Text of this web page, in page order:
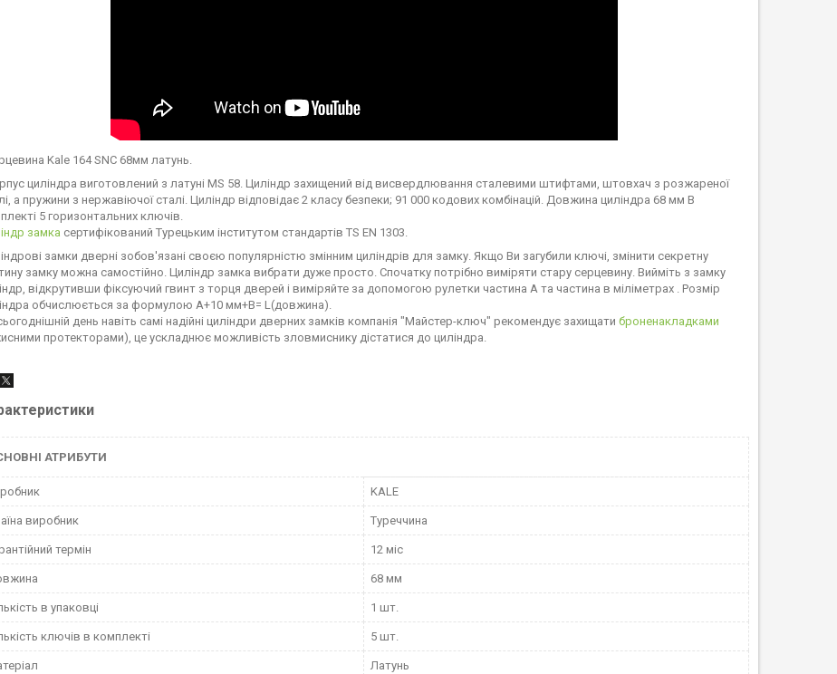
Kale 164 SNС 68мм латунь.
циліндра виготовлений з латуні MS 58. Циліндр захищений від висвердлювання сталевими штифтами, штовхач з розжареної
а пружини з нержавіючої сталі. Циліндр відповідає 2 класу безпеки; 91 000 кодових комбінацій. Довжина циліндра 68 мм В
5 горизонтальних ключів.
замка сертифікований Турецьким інститутом стандартів TS EN 1303.
замки дверні зобов'язані своєю популярністю змінним циліндрів для замку. Якщо Ви загубили ключі, змінити секретну
замку можна самостійно. Циліндр замка вибрати дуже просто. Спочатку потрібно виміряти стару серцевину. Вийміть з замку
відкрутивши фіксуючий гвинт з торця дверей і виміряйте за допомогою рулетки частина А та частина в міліметрах . Розмір
обчислюється за формулою А+10 мм+В= L(довжина).
день навіть самі надійні циліндри дверних замків компанія "Майстер-ключ" рекомендує захищати броненакладками
протекторами), це ускладнює можливість зловмиснику дістатися до циліндра.
АТРИБУТИ
KALE
виробник Туреччина
термін 12 міс
68 мм
в упаковці 1 шт.
ключів в комплекті 5 шт.
Латунь